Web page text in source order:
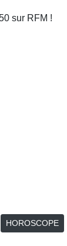
sur RFM !
HOROSCOPE